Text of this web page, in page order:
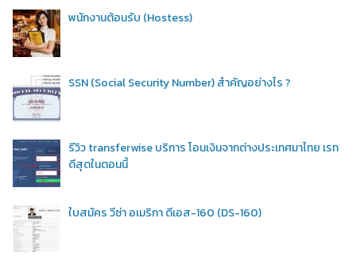
พนักงานต้อนรับ (Hostess)
SSN (Social Security Number) สำคัญอย่างไร ?
รีวิว transferwise บริการ โอนเงินจากต่างประเทศมาไทย เรท
ดีสุดในตอนนี้
ใบสมัคร วีซ่า อเมริกา ดีเอส-160 (DS-160)